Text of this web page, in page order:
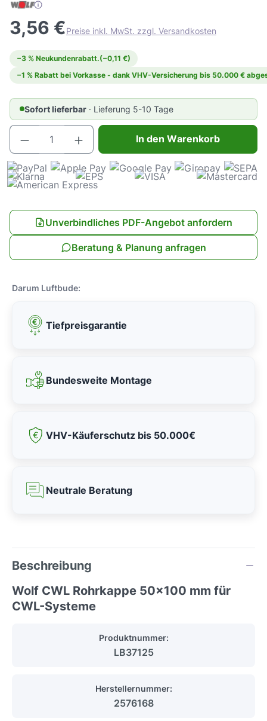
3,56 €Preise inkl. MwSt. zzgl. Versandkosten
−3 % Neukundenrabatt.(−0,11 €)
−1 % Rabatt bei Vorkasse - dank VHV-Versicherung bis 50.000 €
Sofort lieferbar · Lieferung 5-10 Tage
Produkt Anzahl: Gib den gewünschten
In den Warenkorb
Unverbindliches PDF-Angebot anfordern
Beratung & Planung anfragen
Darum Luftbude:
Tiefpreisgarantie
Bundesweite Montage
VHV-Käuferschutz bis 50.000€
Neutrale Beratung
Beschreibung
Wolf CWL Rohrkappe 50x100 mm für
CWL-Systeme
Produktnummer:
LB37125
Herstellernummer:
2576168